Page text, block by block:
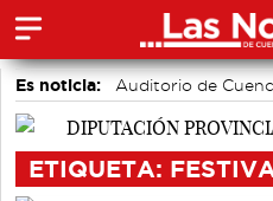
Es noticia: Auditorio de
Actividades culturales en
ETIQUETA: